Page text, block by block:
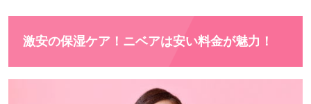
激安の保湿ケア！ニベアは安い料金が魅力！